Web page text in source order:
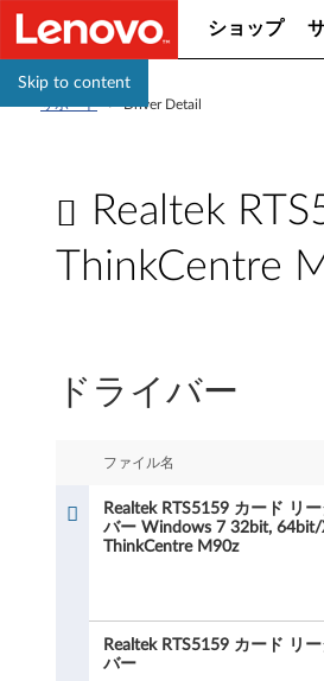
Skip to content
ショップ
サポート >Driver Detail
Realtek
ThinkCentre
a
t
ドライバー
ファイル名
Realtek RTS5159 カード リ
バー Windows 7 32bit, 64bit/
ThinkCentre M90z
Realtek RTS5159 カード リ
バー